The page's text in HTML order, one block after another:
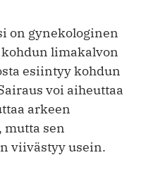
on gynekologinen
kohdun limakalvon
esiintyy kohdun
voi aiheuttaa
arkeen
sen
viivästyy usein.